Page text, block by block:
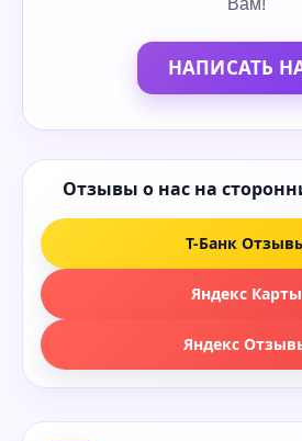
НАПИСАТЬ
Отзывы о нас на
Т-Банк
Яндекс Карты
Яндекс